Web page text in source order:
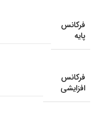
فرکانس
پایه
فرکانس
افزایشی